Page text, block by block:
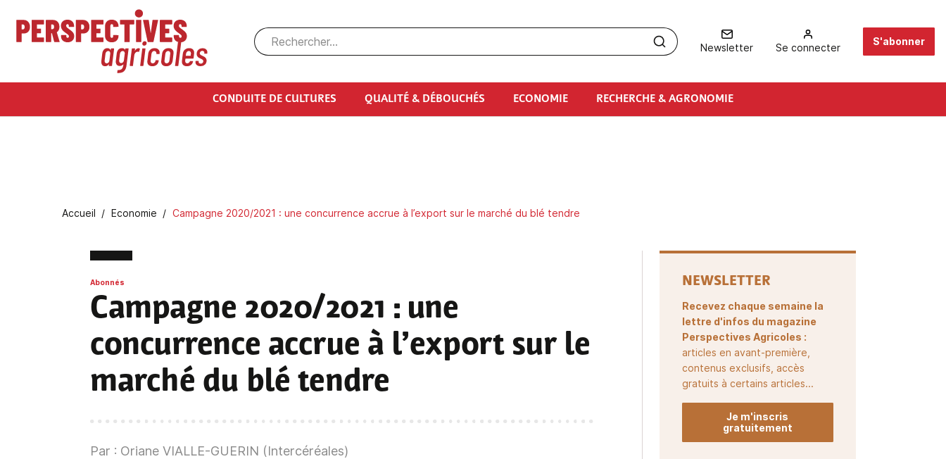
Aller au contenu principal
Newsletter Se connecter
S'abonner
CONDUITE DE CULTURES QUALITÉ & DÉBOUCHÉS ECONOMIE RECHERCHE & AGRONOMIE
Fil d'Ariane
Accueil Economie Campagne 2020/2021 : une concurrence accrue à l’export sur le marché du blé tendre
Abonnés
Campagne 2020/2021 : une
concurrence accrue à l’export sur le
marché du blé tendre
Par : Oriane VIALLE-GUERIN (Intercéréales)
NEWSLETTER
Recevez chaque semaine la
lettre d'infos du magazine
Perspectives Agricoles :
articles en avant-première,
contenus exclusifs, accès
gratuits à certains articles...
Je m'inscris
gratuitement